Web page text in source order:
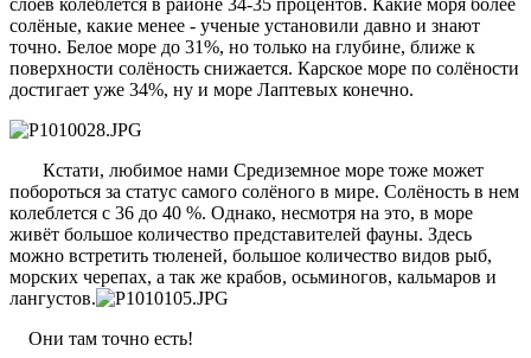
солёные, какие менее - ученые установили давно и знают
точно. Белое море до 31%, но только на глубине, ближе к
поверхности солёность снижается. Карское море по солёности
достигает уже 34%, ну и море Лаптевых конечно.
Кстати, любимое нами Средиземное море тоже может
побороться за статус самого солёного в мире. Солёность в нем
колеблется с 36 до 40 %. Однако, несмотря на это, в море
живёт большое количество представителей фауны. Здесь
можно встретить тюленей, большое количество видов рыб,
морских черепах, а так же крабов, осьминогов, кальмаров и
лангустов.
Они там точно есть!